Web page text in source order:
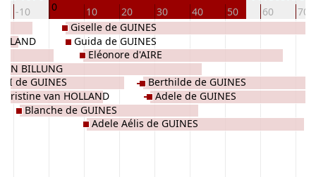
-10 0 10 20 30 40 50 60 70
BILLUNG
I de GUINES
van HOLLAND
Blanche de GUINES
Giselle de GUINES
Guida de GUINES
Eléonore d'AIRE
Adele Aélis de GUINES
Berthilde de GUINES
Adele de GUINES